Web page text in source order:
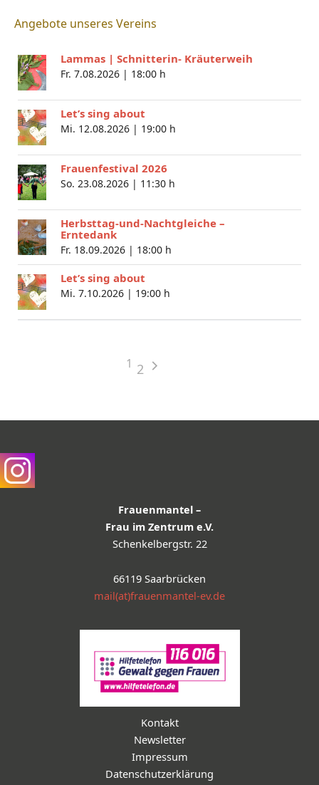
Angebote unseres Vereins
Lammas | Schnitterin- Kräuterweih
Fr. 7.08.2026 | 18:00 h
Let’s sing about
Mi. 12.08.2026 | 19:00 h
Frauenfestival 2026
So. 23.08.2026 | 11:30 h
Herbsttag-und-Nachtgleiche –
Erntedank
Fr. 18.09.2026 | 18:00 h
Let’s sing about
Mi. 7.10.2026 | 19:00 h
1 2
Frauenmantel –
Frau im Zentrum e.V.
Schenkelbergstr. 22
66119 Saarbrücken
mail(at)frauenmantel-ev.de
Kontakt
Newsletter
Impressum
Datenschutzerklärung